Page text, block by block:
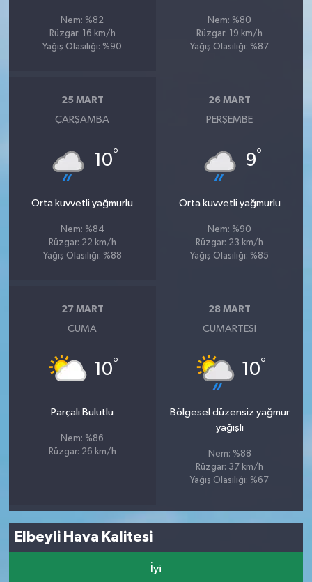
Nem: %82
Rüzgar: 16 km/h
Yağış Olasılığı: %90
Nem: %80
Rüzgar: 19 km/h
Yağış Olasılığı: %87
25 MART
ÇARŞAMBA
10°
Orta kuvvetli yağmurlu
Nem: %84
Rüzgar: 22 km/h
Yağış Olasılığı: %88
26 MART
PERŞEMBE
9°
Orta kuvvetli yağmurlu
Nem: %90
Rüzgar: 23 km/h
Yağış Olasılığı: %85
27 MART
CUMA
10°
Parçalı Bulutlu
Nem: %86
Rüzgar: 26 km/h
28 MART
CUMARTESI
10°
Bölgesel düzensiz yağmur
yağışlı
Nem: %88
Rüzgar: 37 km/h
Yağış Olasılığı: %67
Elbeyli Hava Kalitesi
İyi